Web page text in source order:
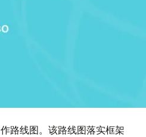
路线图。该路线图落实框架